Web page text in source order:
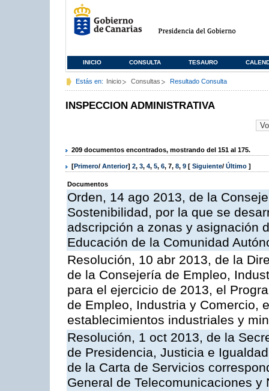
INICIO CONSULTA TESAURO
Estás en: Inicio Consultas Resultado Consulta
INSPECCION ADMINISTRATIVA
209 documentos encontrados, mostrando del 151 al 175.
[Primero/ Anterior] 2, 3, 4, 5, 6, 7, 8, 9 [ Siguiente/ Último ]
Documentos
Orden, 14 ago 2013, de la
Sostenibilidad, por la que se
adscripción a zonas y asignación
Educación de la Comunidad
Resolución, 10 abr 2013, de la
de la Consejería de Empleo,
para el ejercicio de 2013, el
de Empleo, Industria y Comercio,
establecimientos industriales y
Resolución, 1 oct 2013, de la
de Presidencia, Justicia e
de la Carta de Servicios
General de Telecomunicaciones y